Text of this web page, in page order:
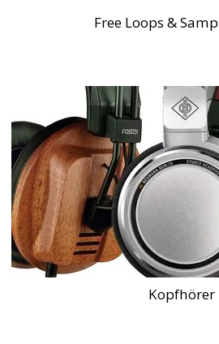
Free Loops &
Kopfhörer